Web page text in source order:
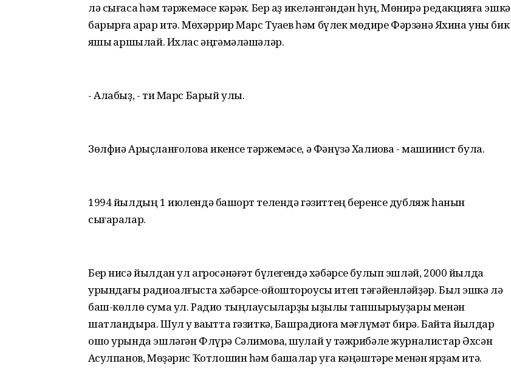
лә сығасаҡ һәм тәржемәсе кәрәк. Бер аҙ икеләнгәндән һуң, Мөнирә редакцияға эшкә
барырға ҡарар итә. Мөхәррир Марс Туҡаев һәм бүлек мөдире Фәрзәнә Яхина уны бик
яҡшы ҡаршылай. Ихлас әңгәмәләшәләр.
- Алабыҙ, - ти Марс Барый улы.
Зөлфиә Арыҫланғолова икенсе тәржемәсе, ә Фәнүзә Халиҡова - машинист була.
1994 йылдың 1 июлендә башҡорт телендә гәзиттең беренсе дубляж һанын
сығаралар.
Бер нисә йылдан ул агросәнәғәт бүлегендә хәбәрсе булып эшләй, 2000 йылда
урындағы радиоалғыста хәбәрсе-ойоштороусы итеп тәғәйенләйҙәр. Был эшкә лә
баш-көллө сума ул. Радио тыңлаусыларҙы ҡыҙыҡлы тапшырыуҙары менән
шатландыра. Шул уҡ ваҡытта гәзиткә, Башрадиоға мәғлүмәт бирә. Байтаҡ йылдар
ошо урында эшләгән Флүрә Сәлимова, шулай уҡ тәжрибәле журналистар Әхсән
Аҡсулпанов, Мөҙәрис Ҡотлошин һәм башҡалар уға кәңәштәре менән ярҙам итә.